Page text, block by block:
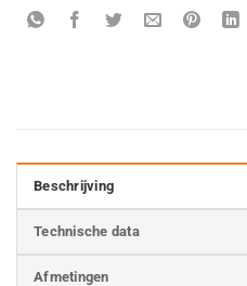
Beschrijving
Technische data
Afmetingen